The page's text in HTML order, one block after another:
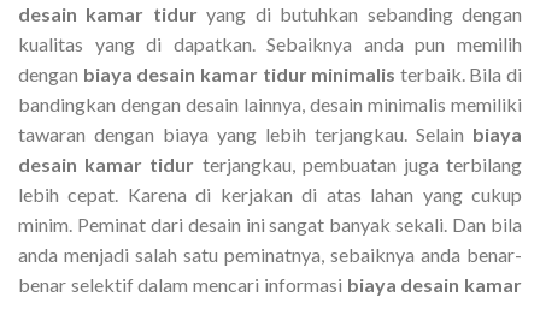
desain kamar tiduryang di butuhkan sebanding dengan
kualitas yang di dapatkan. Sebaiknya anda pun memilih
dengan biaya desain kamar tidur minimalis terbaik. Bila di
bandingkan dengan desain lainnya, desain minimalis memiliki
tawaran dengan biaya yang lebih terjangkau. Selain biaya
desain kamar tidur terjangkau, pembuatan juga terbilang
lebih cepat. Karena di kerjakan di atas lahan yang cukup
minim. Peminat dari desain ini sangat banyak sekali. Dan bila
anda menjadi salah satu peminatnya, sebaiknya anda benar-
benar selektif dalam mencari informasi biaya desain kamar